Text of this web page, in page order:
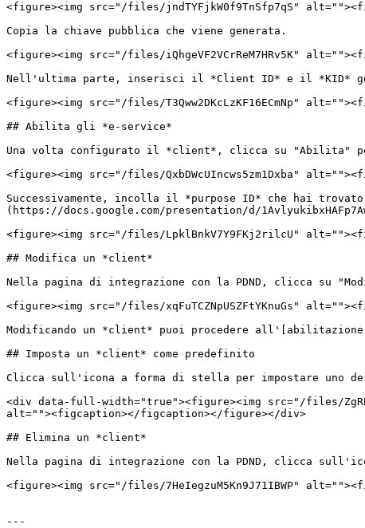
<figure><img src="/files/jndTYFjkW0f9TnSfp7qS"
Copia la chiave pubblica che viene generata.
<figure><img src="/files/iQhgeVF2VCrReM7HRv5K"
Nell'ultima parte, inserisci il *Client ID* e il *KID*
<figure><img src="/files/T3Qww2DKcLzKF16ECmNp"
## Abilita gli *e-service*
Una volta configurato il *client*, clicca su "Abilita"
<figure><img src="/files/QxbDWcUIncws5zm1Dxba"
Successivamente, incolla il *purpose ID* che hai
(https://docs.google.com/presentation/d/
<figure><img src="/files/LpklBnkV7Y9FKj2rilcU"
## Modifica un *client*
Nella pagina di integrazione con la PDND, clicca su
<figure><img src="/files/xqFuTCZNpUSZFtYKnuGs"
Modificando un *client* puoi procedere
## Imposta un *client* come predefinito
Clicca sull'icona a forma di stella per impostare uno
<div data-full-width="true"><figure><img src="/files/
alt=""><figcaption></figcaption></figure></div>
## Elimina un *client*
Nella pagina di integrazione con la PDND, clicca
<figure><img src="/files/7HeIegzuM5Kn9J71IBWP"
---